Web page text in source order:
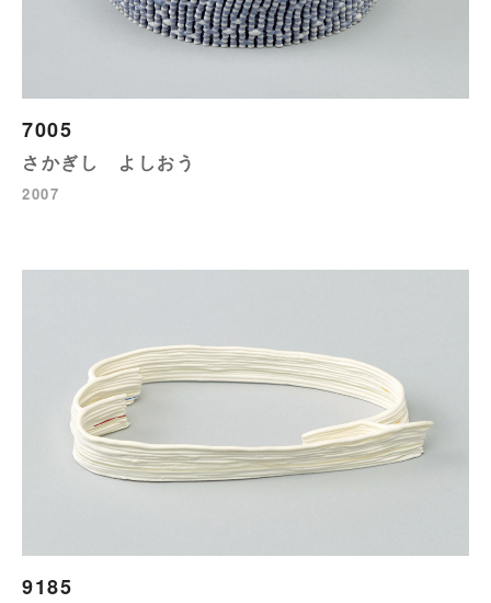
7005
さかぎし よしおう
2007
9185